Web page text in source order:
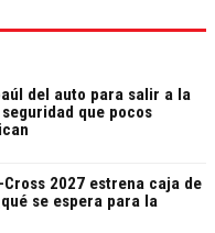
del auto para salir a la
que pocos
Cross 2027 estrena caja de
se espera para la